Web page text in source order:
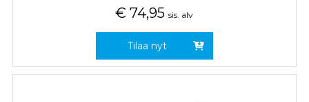
€ 74,95 sis. alv
Tilaa nyt